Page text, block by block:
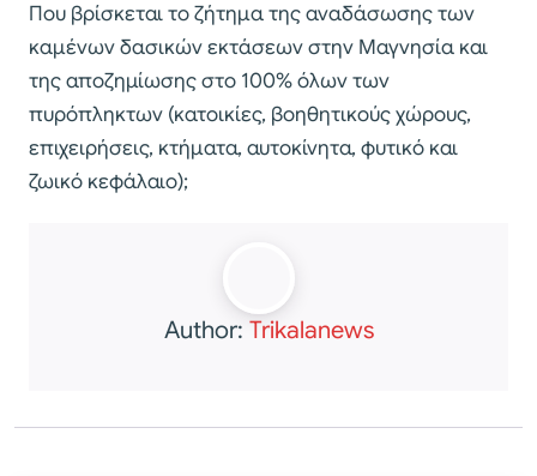
Που βρίσκεται το ζήτημα της αναδάσωσης των
καμένων δασικών εκτάσεων στην Μαγνησία και
της αποζημίωσης στο 100% όλων των
πυρόπληκτων (κατοικίες, βοηθητικούς χώρους,
επιχειρήσεις, κτήματα, αυτοκίνητα, φυτικό και
ζωικό κεφάλαιο);
Author: Trikalanews